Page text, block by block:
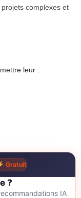
complexes et
leur :
Gratuit
?
IA